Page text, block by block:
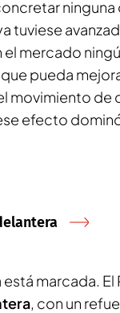
tuviese
el mercado
pueda
movimiento
efecto
marcada.
, con un